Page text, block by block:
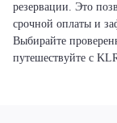
резервации. Это
срочной оплаты и
Выбирайте
путешествуйте с